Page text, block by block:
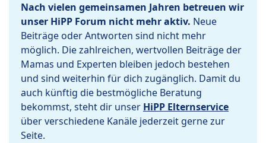
Nach vielen gemeinsamen Jahren betreuen wir
unser HiPP Forum nicht mehr aktiv. Neue
Beiträge oder Antworten sind nicht mehr
möglich. Die zahlreichen, wertvollen Beiträge der
Mamas und Experten bleiben jedoch bestehen
und sind weiterhin für dich zugänglich. Damit du
auch künftig die bestmögliche Beratung
bekommst, steht dir unser HiPP Elternservice
über verschiedene Kanäle jederzeit gerne zur
Seite.